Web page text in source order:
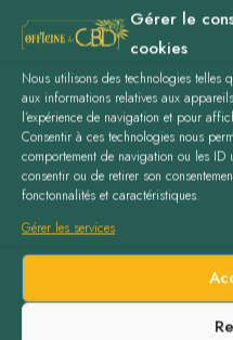
Gérer le
cookies
Nous utilisons des technologies telles
aux informations relatives aux
l’expérience de navigation et pour
Consentir à ces technologies nous
comportement de navigation ou les
consentir ou de retirer son
fonctonnalités et caractéristiques.
Gérer les services
acceptez que nous ne
ou une tierce partie de toute
interruption de votre accès
tout contenu que vous avez
n’aurez droit à aucune
si certaines fonctionnalités,
contenu auquel vous avez
êtes appuyé sont
contourner ou détourner,
détourner, les mesures de